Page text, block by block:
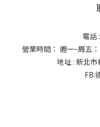
電話
營業時間： 週一~周五
地址 : 新北
FB: